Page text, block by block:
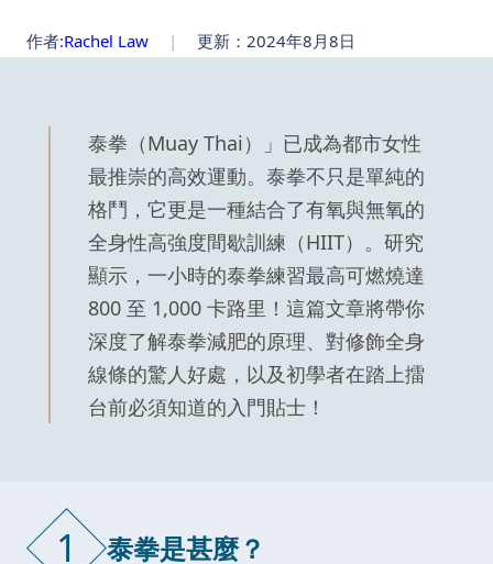
作者:Rachel Law | 更新：2024年8月8日
泰拳（Muay Thai）」已成為都市女性
最推崇的高效運動。泰拳不只是單純的
格鬥，它更是一種結合了有氧與無氧的
全身性高強度間歇訓練（HIIT）。研究
顯示，一小時的泰拳練習最高可燃燒達
800 至 1,000 卡路里！這篇文章將帶你
深度了解泰拳減肥的原理、對修飾全身
線條的驚人好處，以及初學者在踏上擂
台前必須知道的入門貼士！
1 泰拳是甚麼？